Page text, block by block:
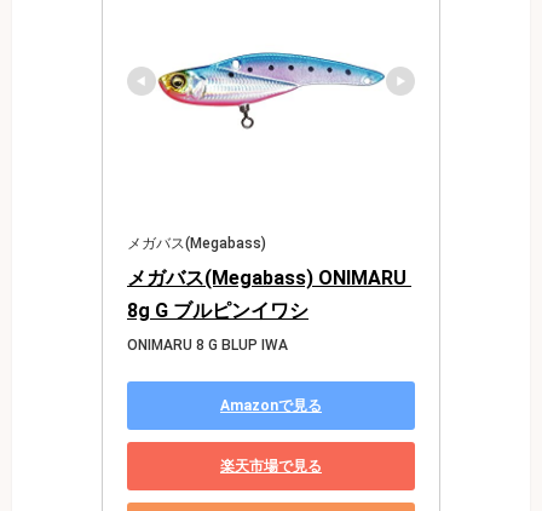
メガバス(Megabass)
メガバス(Megabass) ONIMARU
8g G ブルピンイワシ
ONIMARU 8 G BLUP IWA
Amazonで見る
楽天市場で見る